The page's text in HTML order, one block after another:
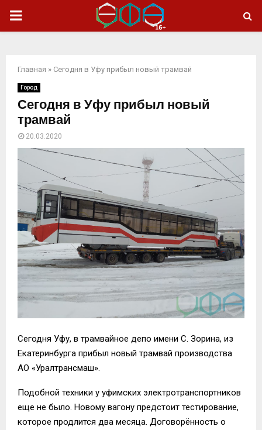
ОСНОВНОЕ
Главная » Сегодня в Уфу прибыл новый трамвай
Город
Сегодня в Уфу прибыл новый
трамвай
20.03.2020
Сегодня Уфу, в трамвайное депо имени С. Зорина, из
Екатеринбурга прибыл новый трамвай производства
АО «Уралтрансмаш».
Подобной техники у уфимских электротранспортников
еще не было. Новому вагону предстоит тестирование,
которое продлится два месяца. Договорённость о